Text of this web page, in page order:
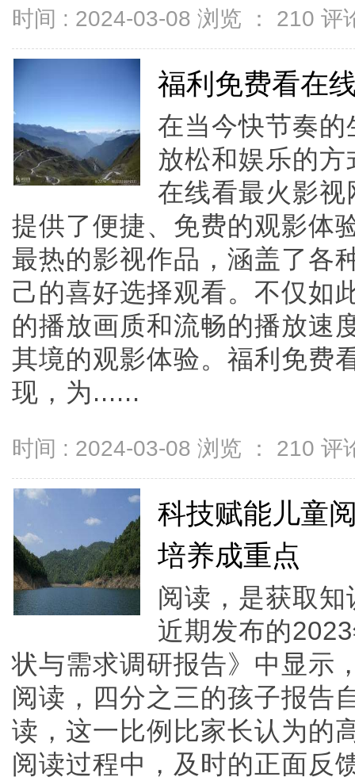
时间 : 2024-03-08 浏览 ： 210 评
福利免费看在
在当今快节奏
放松和娱乐的
在线看最火影
提供了便捷、免费的观影体
最热的影视作品，涵盖了各
己的喜好选择观看。不仅如
的播放画质和流畅的播放速
其境的观影体验。福利免费
现，为......
时间 : 2024-03-08 浏览 ： 210 评
科技赋能儿童
培养成重点
阅读，是获取
近期发布的
状与需求调研报告》中显示
阅读，四分之三的孩子报告
读，这一比例比家长认为的
阅读过程中，及时的正面反